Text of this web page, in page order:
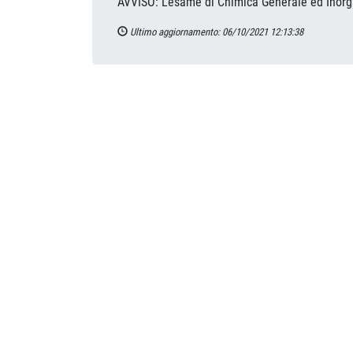
Ultimo aggiornamento: 06/10/2021 12:13:38